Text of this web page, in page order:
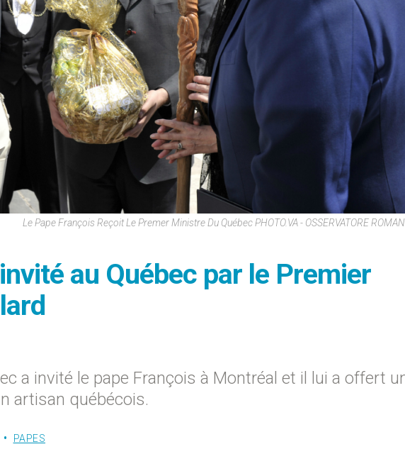
Le Pape François Reçoit Le Premer Ministre Du Québec PHOTO.VA - OSSERVATORE
au Québec par le Premier
a invité le pape François à Montréal et il lui a offert
artisan québécois.
PAPES